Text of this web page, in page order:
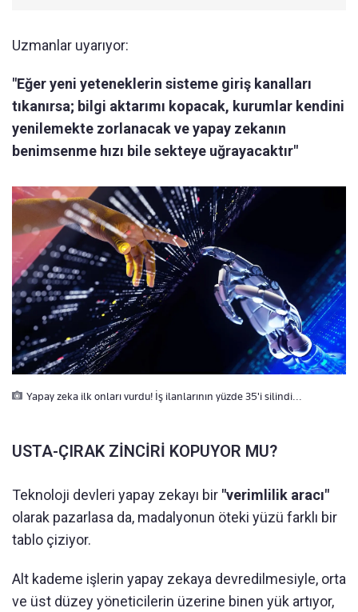
Uzmanlar uyarıyor:
"Eğer yeni yeteneklerin sisteme giriş kanalları
tıkanırsa; bilgi aktarımı kopacak, kurumlar kendini
yenilemekte zorlanacak ve yapay zekanın
benimsenme hızı bile sekteye uğrayacaktır"
Yapay zeka ilk onları vurdu! İş ilanlarının yüzde 35'i silindi...
USTA-ÇIRAK ZİNCİRİ KOPUYOR MU?
Teknoloji devleri yapay zekayı bir "verimlilik aracı"
olarak pazarlasa da, madalyonun öteki yüzü farklı bir
tablo çiziyor.
Alt kademe işlerin yapay zekaya devredilmesiyle, orta
ve üst düzey yöneticilerin üzerine binen yük artıyor,